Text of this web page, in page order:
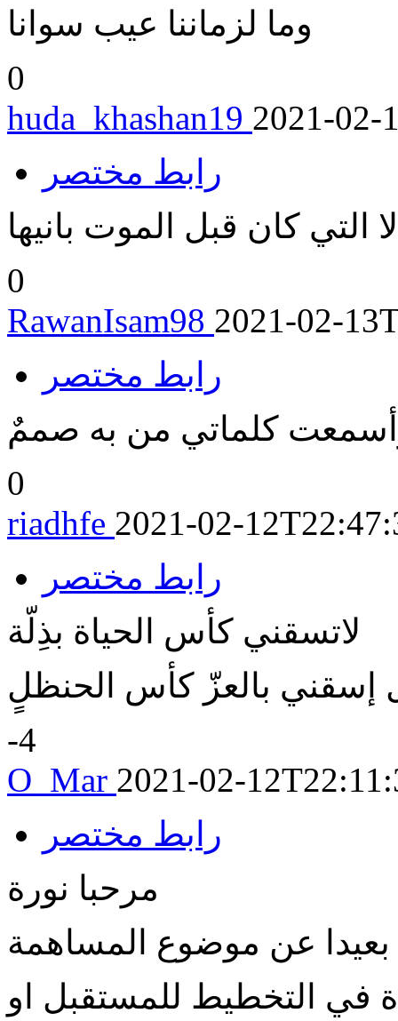
وما لزماننا عيب سوانا
0
huda_khashan19 2021-02-
رابط مختصر
التي كان قبل الموت بانيها
0
RawanIsam98 2021-02-
رابط مختصر
وأسمعت كلماتي من به صممٌ
0
riadhfe 2021-02-
رابط مختصر
لاتسقني كأس الحياة بذِلّة
إسقني بالعزّ كأس الحنظلٍ
-4
O_Mar 2021-02-
رابط مختصر
مرحبا نورة
بعيدا عن موضوع المساهمة
التخطيط للمستقبل او